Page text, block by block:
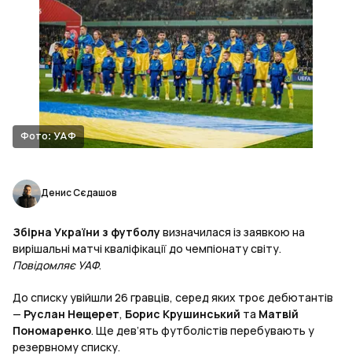
Фото: УАФ
Денис Сєдашов
Збірна України з футболувизначилася із заявкою на
вирішальні матчі кваліфікації до чемпіонату світу.
Повідомляє УАФ.
До списку увійшли 26 гравців, серед яких троє дебютантів
— Руслан Нещерет, Борис Крушинський та Матвій
Пономаренко. Ще дев’ять футболістів перебувають у
резервному списку.